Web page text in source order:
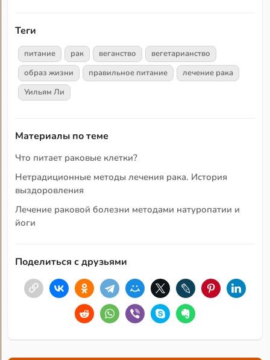
Теги
питание рак веганство
вегетарианство
образ жизни
правильное питание
лечение рака
Уильям Ли
Материалы по теме
Что питает раковые клетки?
Нетрадиционные методы лечения рака. История
выздоровления
Лечение раковой болезни методами натуропатии и
йоги
Поделиться с друзьями